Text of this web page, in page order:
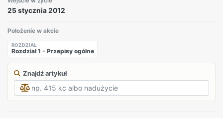
25 stycznia 2012
Położenie w akcie
ROZDZIAŁ
Rozdział 1 - Przepisy ogólne
Znajdź artykuł